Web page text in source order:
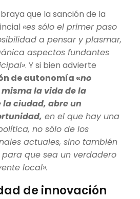
que la sanción de la
«es sólo el primer paso
a pensar y plasmar,
aspectos fundantes
. Y si bien advierte
de autonomía «no
la vida de la
ciudad, abre un
en el que hay una
no sólo de los
actuales, sino también
que sea un verdadero
local».
de innovación